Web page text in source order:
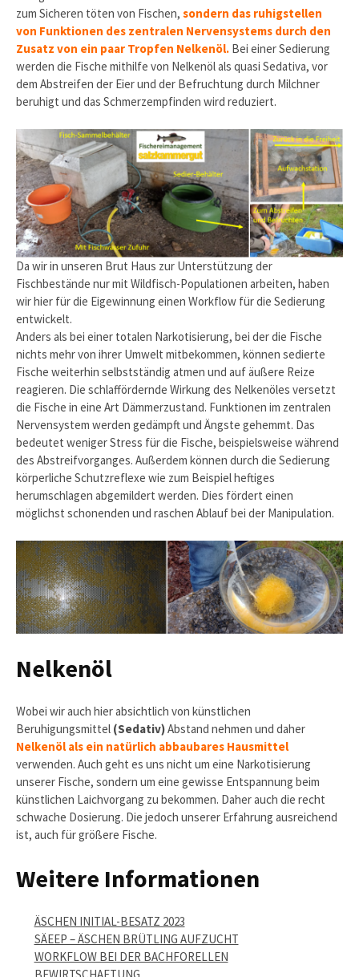
zum Sicheren töten von Fischen, sondern das ruhigstellen
von Funktionen des zentralen Nervensystems durch den
Zusatz von ein paar Tropfen Nelkenöl. Bei einer Sedierung
werden die Fische mithilfe von Nelkenöl als quasi Sedativa, vor
dem Abstreifen der Eier und der Befruchtung durch Milchner
beruhigt und das Schmerzempfinden wird reduziert.
Da wir in unseren Brut Haus zur Unterstützung der
Fischbestände nur mit Wildfisch-Populationen arbeiten, haben
wir hier für die Eigewinnung einen Workflow für die Sedierung
entwickelt.
Anders als bei einer totalen Narkotisierung, bei der die Fische
nichts mehr von ihrer Umwelt mitbekommen, können sedierte
Fische weiterhin selbstständig atmen und auf äußere Reize
reagieren. Die schlaffördernde Wirkung des Nelkenöles versetzt
die Fische in eine Art Dämmerzustand. Funktionen im zentralen
Nervensystem werden gedämpft und Ängste gehemmt. Das
bedeutet weniger Stress für die Fische, beispielsweise während
des Abstreifvorganges. Außerdem können durch die Sedierung
körperliche Schutzreflexe wie zum Beispiel heftiges
herumschlagen abgemildert werden. Dies fördert einen
möglichst schonenden und raschen Ablauf bei der Manipulation.
Nelkenöl
Wobei wir auch hier absichtlich von künstlichen
Beruhigungsmittel (Sedativ)Abstand nehmen und daher
Nelkenöl als ein natürlich abbaubares Hausmittel
verwenden. Auch geht es uns nicht um eine Narkotisierung
unserer Fische, sondern um eine gewisse Entspannung beim
künstlichen Laichvorgang zu bekommen. Daher auch die recht
schwache Dosierung. Die jedoch unserer Erfahrung ausreichend
ist, auch für größere Fische.
Weitere Informationen
ÄSCHEN INITIAL-BESATZ 2023
SÄEEP – ÄSCHEN BRÜTLING AUFZUCHT
WORKFLOW BEI DER BACHFORELLEN
BEWIRTSCHAFTUNG